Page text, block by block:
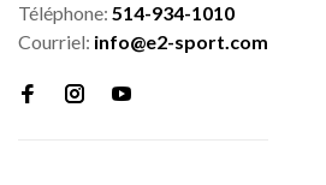
Téléphone: 514-934-1010
Courriel: info@e2-sport.com